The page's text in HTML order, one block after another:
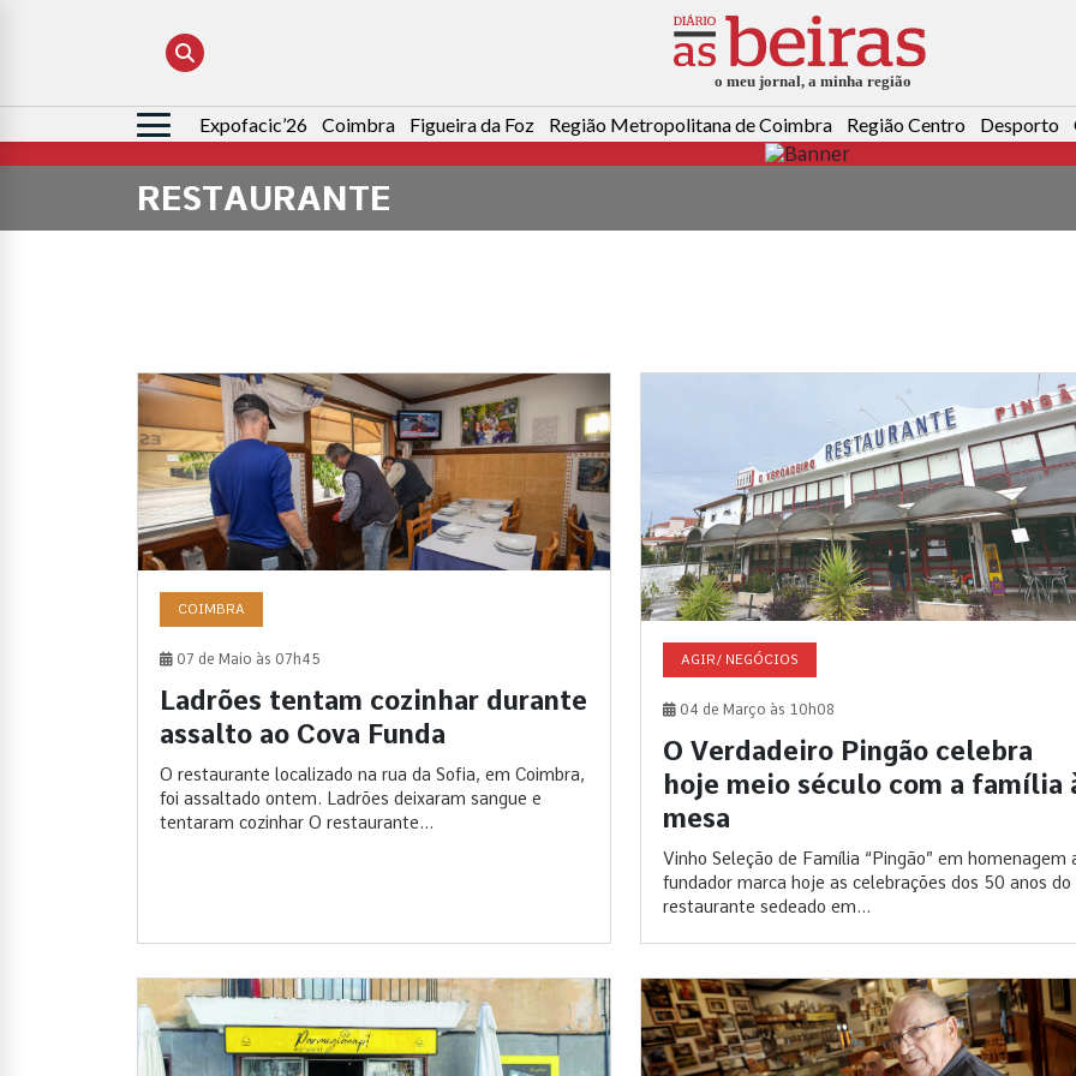
Pesquisar
por:
Expofacic’26 Coimbra Figueira da Foz Região Metropolitana de Coimbra Região Centro Desporto
RESTAURANTE
COIMBRA
07 de Maio às 07h45
Ladrões tentam cozinhar durante
assalto ao Cova Funda
O restaurante localizado na rua da Sofia, em Coimbra,
foi assaltado ontem. Ladrões deixaram sangue e
tentaram cozinhar O restaurante...
AGIR/ NEGÓCIOS
04 de Março às 10h08
O Verdadeiro Pingão celebra
hoje meio século com a família
mesa
Vinho Seleção de Família “Pingão” em homenagem
fundador marca hoje as celebrações dos 50 anos do
restaurante sedeado em...